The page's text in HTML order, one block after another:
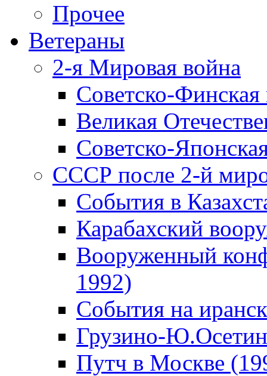
Прочее
Ветераны
2-я Мировая война
Советско-
Великая
Советско-
СССР после 2-й
События в
Карабахский
Вооруженный
1992)
События на
Грузино-
Путч в Москве